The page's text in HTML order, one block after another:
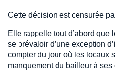
Cette décision est censurée
Elle rappelle tout d’abord que
se prévaloir d’une exception
compter du jour où les locaux
manquement du bailleur à